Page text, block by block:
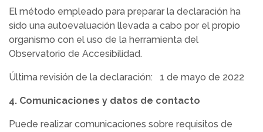
El método empleado para preparar la declaración ha
sido una autoevaluación llevada a cabo por el propio
organismo con el uso de la herramienta del
Observatorio de Accesibilidad.
Última revisión de la declaración: 1 de mayo de 2022
4. Comunicaciones y datos de contacto
Puede realizar comunicaciones sobre requisitos de